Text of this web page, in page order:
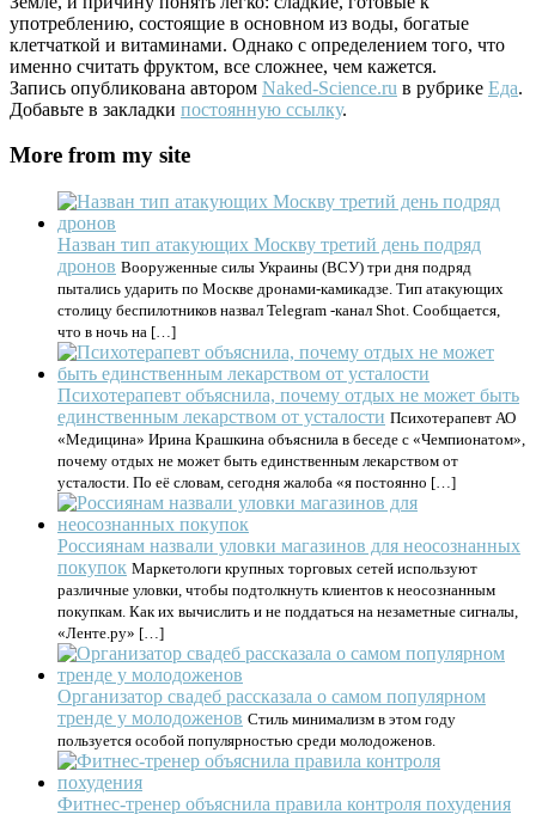
употреблению, состоящие в основном из воды, богатые
клетчаткой и витаминами. Однако с определением того, что
именно считать фруктом, все сложнее, чем кажется.
Запись опубликована автором Naked-Science.ru в рубрике Еда.
Добавьте в закладки постоянную ссылку.
More from my site
Назван тип атакующих Москву третий день подряд
дронов Вооруженные силы Украины (ВСУ) три дня подряд
пытались ударить по Москве дронами-камикадзе. Тип атакующих
столицу беспилотников назвал Telegram -канал Shot. Сообщается,
что в ночь на […]
Психотерапевт объяснила, почему отдых не может быть
единственным лекарством от усталости Психотерапевт АО
«Медицина» Ирина Крашкина объяснила в беседе с «Чемпионатом»,
почему отдых не может быть единственным лекарством от
усталости. По её словам, сегодня жалоба «я постоянно […]
Россиянам назвали уловки магазинов для неосознанных
покупок Маркетологи крупных торговых сетей используют
различные уловки, чтобы подтолкнуть клиентов к неосознанным
покупкам. Как их вычислить и не поддаться на незаметные сигналы,
«Ленте.ру» […]
Организатор свадеб рассказала о самом популярном
тренде у молодоженов Стиль минимализм в этом году
пользуется особой популярностью среди молодоженов.
Фитнес-тренер объяснила правила контроля похудения